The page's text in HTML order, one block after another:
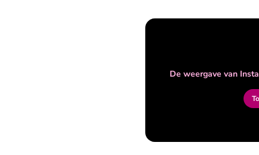
De weergave van